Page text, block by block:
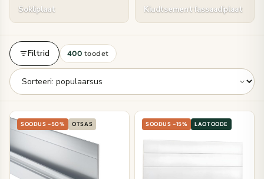
Sokliplaat Kiudtsement fassaadiplaat
Filtrid 400 toodet
SOODUS -50% OTSAS SOODUS -15% LAOTOODE